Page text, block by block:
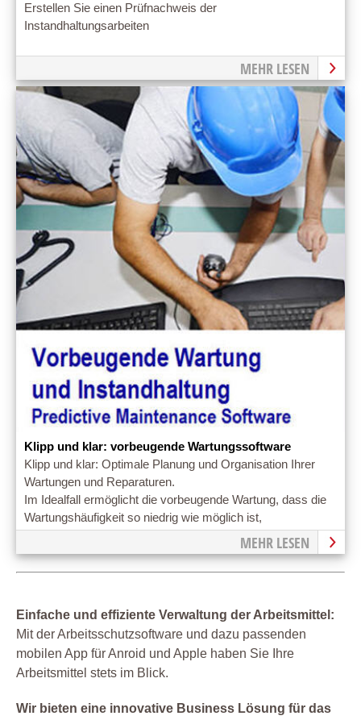
Erstellen Sie einen Prüfnachweis der
Instandhaltungsarbeiten
MEHR LESEN
Klipp und klar: vorbeugende Wartungssoftware
Klipp und klar: Optimale Planung und Organisation Ihrer
Wartungen und Reparaturen.
Im Idealfall ermöglicht die vorbeugende Wartung, dass die
Wartungshäufigkeit so niedrig wie möglich ist,
MEHR LESEN
Einfache und effiziente Verwaltung der Arbeitsmittel:
Mit der Arbeitsschutzsoftware und dazu passenden
mobilen App für Anroid und Apple haben Sie Ihre
Arbeitsmittel stets im Blick.
Wir bieten eine innovative Business Lösung für das